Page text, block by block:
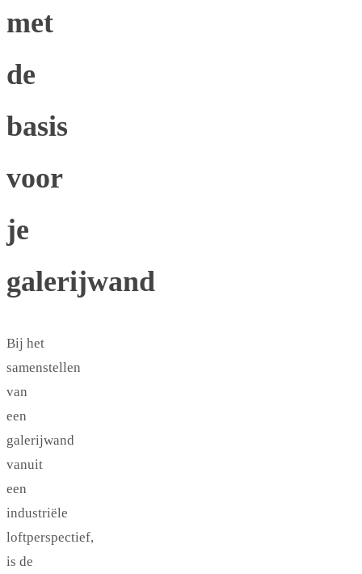
met
de
basis
voor
je
galerijwand
Bij het
samenstellen
van
een
galerijwand
vanuit
een
industriële
loftperspectief,
is de